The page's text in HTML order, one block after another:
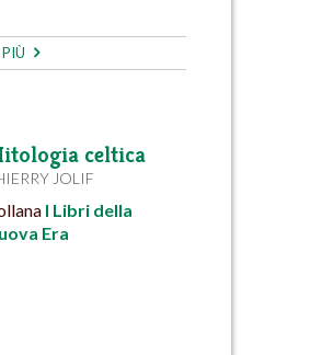
celtica
JOLIF
I Libri della
Era